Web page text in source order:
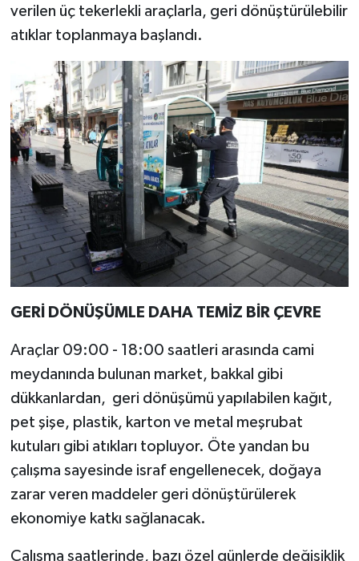
verilen üç tekerlekli araçlarla, geri dönüştürülebilir
atıklar toplanmaya başlandı.
GERİ DÖNÜŞÜMLE DAHA TEMİZ BİR ÇEVRE
Araçlar 09:00 - 18:00 saatleri arasında cami
meydanında bulunan market, bakkal gibi
dükkanlardan, geri dönüşümü yapılabilen kağıt,
pet şişe, plastik, karton ve metal meşrubat
kutuları gibi atıkları topluyor. Öte yandan bu
çalışma sayesinde israf engellenecek, doğaya
zarar veren maddeler geri dönüştürülerek
ekonomiye katkı sağlanacak.
Çalışma saatlerinde, bazı özel günlerde değişiklik